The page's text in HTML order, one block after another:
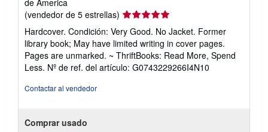
de America
(vendedor de 5 estrellas) Calificación
del
vendedor:
5
de
5
Hardcover. Condición: Very Good. No Jacket. Former
library book; May have limited writing in cover pages.
Pages are unmarked. ~ ThriftBooks: Read More, Spend
Less. Nº de ref. del artículo: G0743229266I4N10
Contactar al vendedor
Comprar usado